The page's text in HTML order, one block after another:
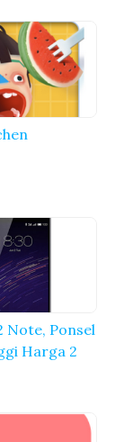
Note, Ponsel
Harga 2